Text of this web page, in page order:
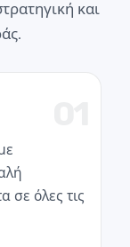
και
σε όλες τις